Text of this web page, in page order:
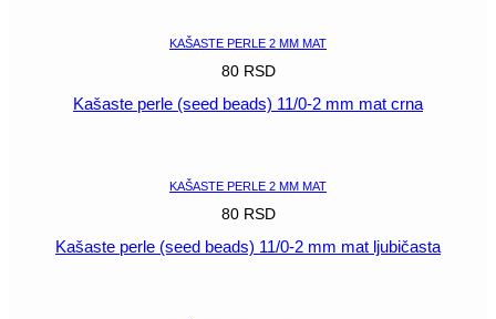
KAŠASTE PERLE 2 MM MAT
80 RSD
Kašaste perle (seed beads) 11/0-2 mm mat crna
KAŠASTE PERLE 2 MM MAT
80 RSD
Kašaste perle (seed beads) 11/0-2 mm mat ljubičasta